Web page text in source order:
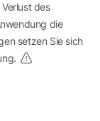
des
die
setzen Sie sich